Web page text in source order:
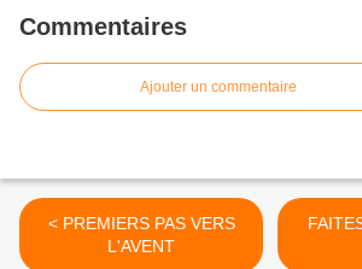
Commentaires
Ajouter un commentaire
< PREMIERS PAS VERS
L'AVENT